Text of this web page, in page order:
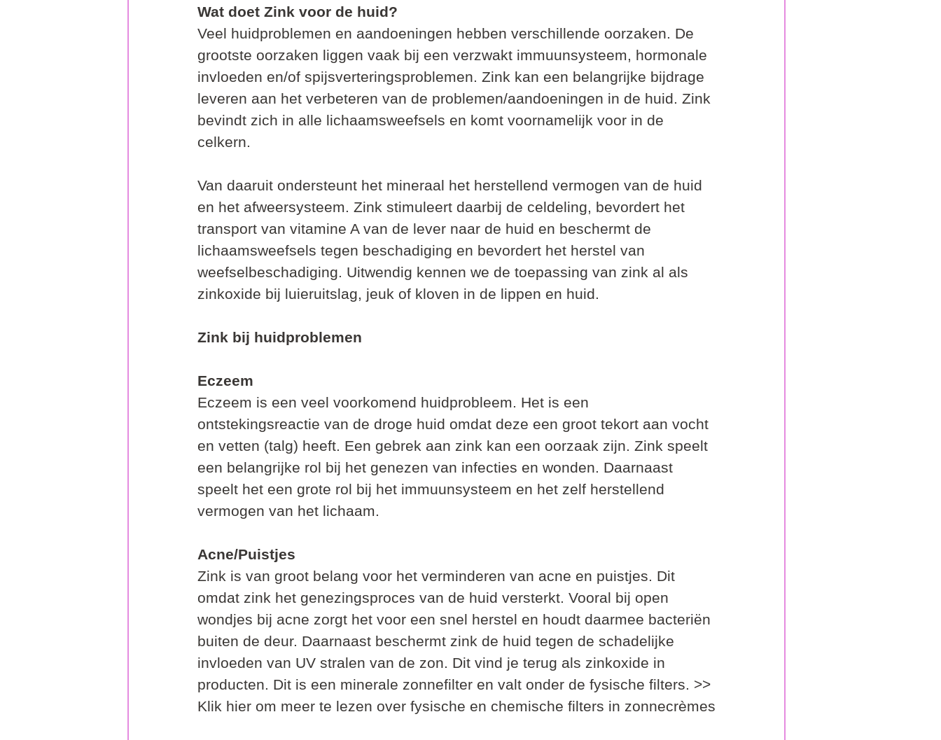
Wat doet Zink voor de huid?
Veel huidproblemen en aandoeningen hebben verschillende oorzaken. De
grootste oorzaken liggen vaak bij een verzwakt immuunsysteem, hormonale
invloeden en/of spijsverteringsproblemen. Zink kan een belangrijke bijdrage
leveren aan het verbeteren van de problemen/aandoeningen in de huid. Zink
bevindt zich in alle lichaamsweefsels en komt voornamelijk voor in de
celkern.
Van daaruit ondersteunt het mineraal het herstellend vermogen van de huid
en het afweersysteem. Zink stimuleert daarbij de celdeling, bevordert het
transport van vitamine A van de lever naar de huid en beschermt de
lichaamsweefsels tegen beschadiging en bevordert het herstel van
weefselbeschadiging. Uitwendig kennen we de toepassing van zink al als
zinkoxide bij luieruitslag, jeuk of kloven in de lippen en huid.
Zink bij huidproblemen
Eczeem
Eczeem is een veel voorkomend huidprobleem. Het is een
ontstekingsreactie van de droge huid omdat deze een groot tekort aan vocht
en vetten (talg) heeft. Een gebrek aan zink kan een oorzaak zijn. Zink speelt
een belangrijke rol bij het genezen van infecties en wonden. Daarnaast
speelt het een grote rol bij het immuunsysteem en het zelf herstellend
vermogen van het lichaam.
Acne/Puistjes
Zink is van groot belang voor het verminderen van acne en puistjes. Dit
omdat zink het genezingsproces van de huid versterkt. Vooral bij open
wondjes bij acne zorgt het voor een snel herstel en houdt daarmee bacteriën
buiten de deur. Daarnaast beschermt zink de huid tegen de schadelijke
invloeden van UV stralen van de zon. Dit vind je terug als zinkoxide in
producten. Dit is een minerale zonnefilter en valt onder de fysische filters. >>
Klik hier om meer te lezen over fysische en chemische filters in zonnecrèmes